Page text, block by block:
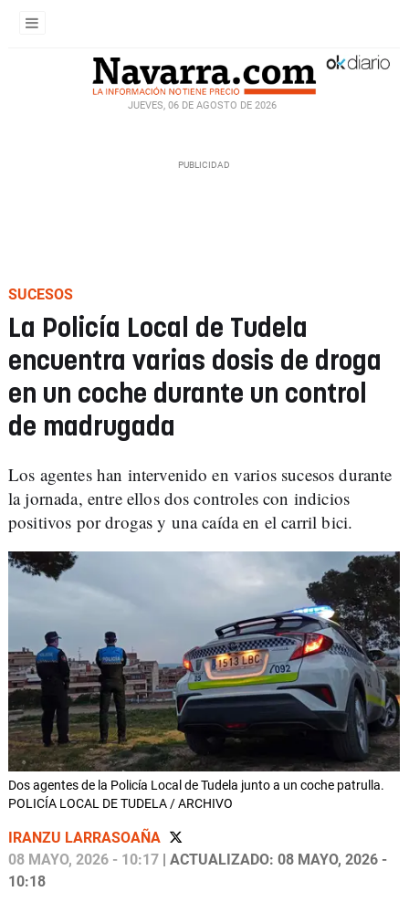
JUEVES, 06 DE AGOSTO DE 2026
SUCESOS
La Policía Local de Tudela
encuentra varias dosis de droga
en un coche durante un control
de madrugada
Los agentes han intervenido en varios sucesos durante
la jornada, entre ellos dos controles con indicios
positivos por drogas y una caída en el carril bici.
Dos agentes de la Policía Local de Tudela junto a un coche patrulla.
POLICÍA LOCAL DE TUDELA / ARCHIVO
IRANZU LARRASOAÑA
08 MAYO, 2026 - 10:17 | ACTUALIZADO: 08 MAYO, 2026 -
10:18